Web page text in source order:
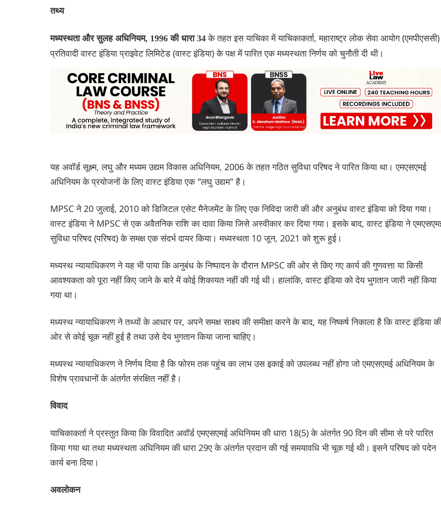
तथ्य
मध्यस्थता और सुलह अधिनियम, 1996 की धारा 34के तहत इस याचिका में याचिकाकर्ता, महाराष्ट्र लोक सेवा आयोग
प्रतिवादी वास्ट इंडिया प्राइवेट लिमिटेड (वास्ट इंडिया) के पक्ष में पारित एक मध्यस्थता निर्णय को चुनौती दी ‌थी।
यह अवॉर्ड सूक्ष्म, लघु और मध्यम उद्यम विकास अधिनियम, 2006 के तहत गठित सुविधा परिषद ने पारित किया ‌था। एमएसएमई
अधिनियम के प्रयोजनों के लिए वास्ट इंडिया एक "लघु उद्यम" है।
MPSC ने 20 जुलाई, 2010 को डिजिटल एसेट मैनेजमेंट के लिए एक निविदा जारी की और अनुबंध वास्ट इंडिया को दिया गया।
वास्ट इंडिया ने MPSC से एक अवैतनिक राशि का दावा किया जिसे अस्वीकार कर दिया गया। इसके बाद, वास्ट इंडिया ने
सुविधा परिषद (परिषद) के समक्ष एक संदर्भ दायर किया। मध्यस्थता 10 जून, 2021 को शुरू हुई।
मध्यस्थ न्यायाधिकरण ने यह भी पाया कि अनुबंध के निष्पादन के दौरान MPSC की ओर से किए गए कार्य की गुणवत्ता या किसी
आवश्यकता को पूरा नहीं किए जाने के बारे में कोई शिकायत नहीं की गई थी। हालांकि, वास्ट इंडिया को देय भुगतान जारी नहीं किया
गया था।
मध्यस्थ न्यायाधिकरण ने तथ्यों के आधार पर, अपने समक्ष साक्ष्य की समीक्षा करने के बाद, यह निष्कर्ष निकाला है कि वास्ट इंडिया
ओर से कोई चूक नहीं हुई है तथा उसे देय भुगतान किया जाना चाहिए।
मध्यस्थ न्यायाधिकरण ने निर्णय दिया है कि फोरम तक पहुंच का लाभ उस इकाई को उपलब्ध नहीं होगा जो एमएसएमई अधिनियम के
विशेष प्रावधानों के अंतर्गत संरक्षित नहीं है।
विवाद
याचिकाकर्ता ने प्रस्तुत किया कि विवादित अवॉर्ड एमएसएमई अधिनियम की धारा 18(5) के अंतर्गत 90 दिन की सीमा से परे पारित
किया गया था तथा मध्यस्थता अधिनियम की धारा 29ए के अंतर्गत प्रदान की गई समयावधि भी चूक गई थी। इसने परिषद को पदेन
कार्य बना दिया।
अवलोकन